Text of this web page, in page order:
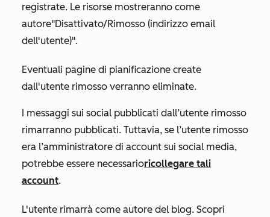
registrate. Le risorse mostreranno come
autore"Disattivato/Rimosso (indirizzo email
dell'utente)".
Eventuali pagine di pianificazione create
dall'utente rimosso verranno eliminate.
I messaggi sui social pubblicati dall’utente rimosso
rimarranno pubblicati. Tuttavia, se l’utente rimosso
era l’amministratore di account sui social media,
potrebbe essere necessarioricollegare tali
account.
L'utente rimarrà come autore del blog. Scopri